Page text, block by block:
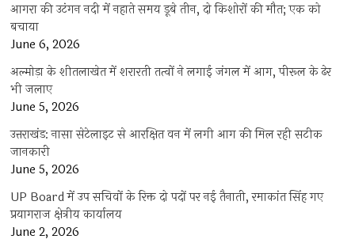
आगरा की उटंगन नदी में नहाते समय डूबे तीन, दो किशोरों की मौत; एक को
बचाया
June 6, 2026
अल्मोड़ा के शीतलाखेत में शरारती तत्वों ने लगाई जंगल में आग, पीरूल के ढेर
भी जलाए
June 5, 2026
उत्तराखंड: नासा सेटेलाइट से आरक्षित वन में लगी आग की मिल रही सटीक
जानकारी
June 5, 2026
UP Board में उप सचिवों के रिक्त दो पदों पर नई तैनाती, रमाकांत सिंह गए
प्रयागराज क्षेत्रीय कार्यालय
June 2, 2026